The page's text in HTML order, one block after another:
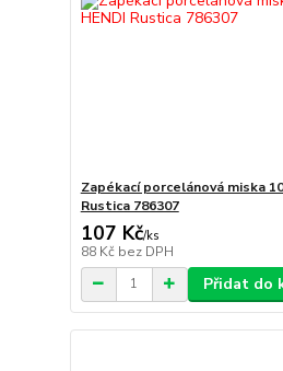
Zapékací porcelánová miska
Rustica 786307
107 Kč/ks
88 Kč bez DPH
Přidat do